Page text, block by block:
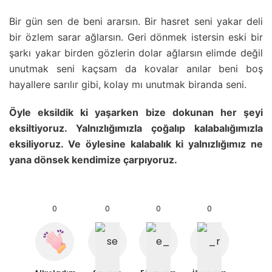
Bir gün sen de beni ararsın. Bir hasret seni yakar deli
bir özlem sarar ağlarsın. Geri dönmek istersin eski bir
şarkı yakar birden gözlerin dolar ağlarsın elimde değil
unutmak seni kaçsam da kovalar anılar beni boş
hayallere sarılır gibi, kolay mı unutmak biranda seni.
Öyle eksildik ki yaşarken bize dokunan her şeyi
eksiltiyoruz. Yalnızlığımızla çoğalıp kalabalığımızla
eksiliyoruz. Ve öylesine kalabalık ki yalnızlığımız ne
yana dönsek kendimize çarpıyoruz.
0 0 0 0